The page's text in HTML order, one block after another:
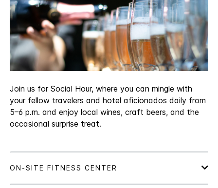
Join us for Social Hour, where you can mingle with
your fellow travelers and hotel aficionados daily from
5–6 p.m. and enjoy local wines, craft beers, and the
occasional surprise treat.